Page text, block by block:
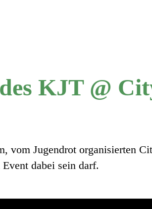
KJT @
vom Jugendrot organisierten
dabei sein darf.